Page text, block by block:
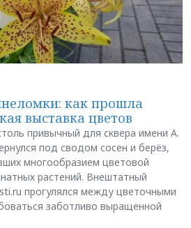
как прошла
выставка цветов
привычный для сквера имени А.
под сводом сосен и берёз,
многообразием цветовой
растений. Внештатный
прогулялся между цветочными
заботливо выращенной